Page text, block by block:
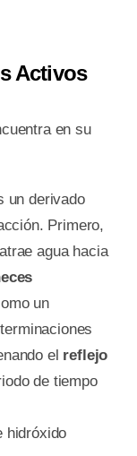
Activos
en su
un derivado
Primero,
agua hacia
un
el reflejo
de tiempo
hidróxido